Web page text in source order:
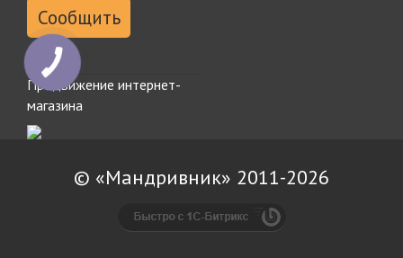
Сообщить
Продвижение интернет-
магазина
© «Мандривник» 2011-2026